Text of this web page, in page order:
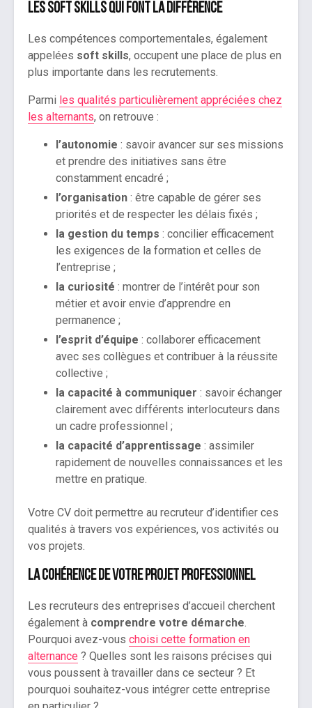
Les soft skills qui font la différence
Les compétences comportementales, également
appelées soft skills, occupent une place de plus en
plus importante dans les recrutements.
Parmi les qualités particulièrement appréciées chez
les alternants, on retrouve :
l’autonomie : savoir avancer sur ses missions
et prendre des initiatives sans être
constamment encadré ;
l’organisation : être capable de gérer ses
priorités et de respecter les délais fixés ;
la gestion du temps : concilier efficacement
les exigences de la formation et celles de
l’entreprise ;
la curiosité : montrer de l’intérêt pour son
métier et avoir envie d’apprendre en
permanence ;
l’esprit d’équipe : collaborer efficacement
avec ses collègues et contribuer à la réussite
collective ;
la capacité à communiquer : savoir échanger
clairement avec différents interlocuteurs dans
un cadre professionnel ;
la capacité d’apprentissage : assimiler
rapidement de nouvelles connaissances et les
mettre en pratique.
Votre CV doit permettre au recruteur d’identifier ces
qualités à travers vos expériences, vos activités ou
vos projets.
La cohérence de votre projet professionnel
Les recruteurs des entreprises d’accueil cherchent
également à comprendre votre démarche.
Pourquoi avez-vous choisi cette formation en
alternance ? Quelles sont les raisons précises qui
vous poussent à travailler dans ce secteur ? Et
pourquoi souhaitez-vous intégrer cette entreprise